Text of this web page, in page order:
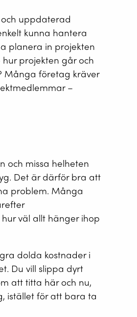
uppdaterad
kunna hantera
planera in projekten
projekten går och
Många företag kräver
–
och missa helheten
Det är därför bra att
problem. Många
väl allt hänger ihop
dolda kostnader i
Du vill slippa dyrt
att titta här och nu,
istället för att bara ta